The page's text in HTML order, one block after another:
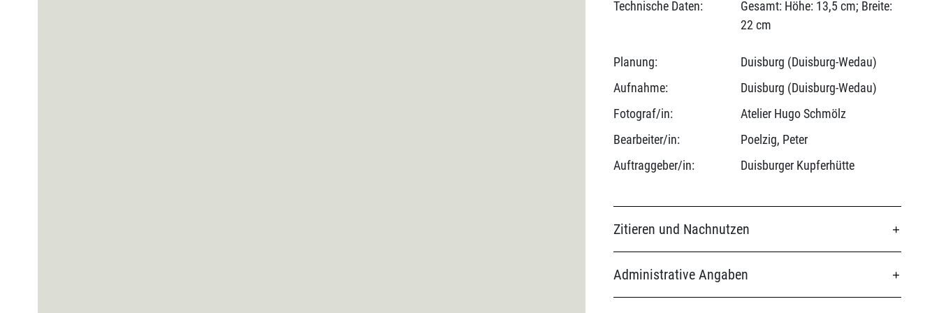
Technische Daten:
Gesamt: Höhe: 13,5 cm; Breite:
22 cm
Planung:
Duisburg (Duisburg-Wedau)
Aufnahme:
Duisburg (Duisburg-Wedau)
Fotograf/in:
Atelier Hugo Schmölz
Bearbeiter/in:
Poelzig, Peter
Auftraggeber/in:
Duisburger Kupferhütte
Zitieren und Nachnutzen
Administrative Angaben